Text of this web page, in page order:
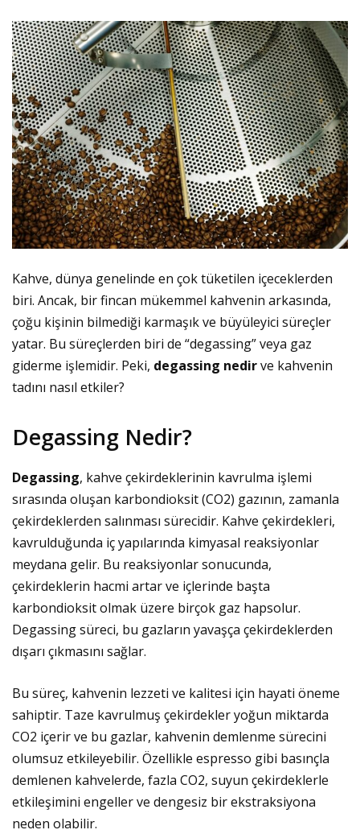
Kahve, dünya genelinde en çok tüketilen içeceklerden
biri. Ancak, bir fincan mükemmel kahvenin arkasında,
çoğu kişinin bilmediği karmaşık ve büyüleyici süreçler
yatar. Bu süreçlerden biri de “degassing” veya gaz
giderme işlemidir. Peki, degassing nedirve kahvenin
tadını nasıl etkiler?
Degassing Nedir?
Degassing, kahve çekirdeklerinin kavrulma işlemi
sırasında oluşan karbondioksit (CO2) gazının, zamanla
çekirdeklerden salınması sürecidir. Kahve çekirdekleri,
kavrulduğunda iç yapılarında kimyasal reaksiyonlar
meydana gelir. Bu reaksiyonlar sonucunda,
çekirdeklerin hacmi artar ve içlerinde başta
karbondioksit olmak üzere birçok gaz hapsolur.
Degassing süreci, bu gazların yavaşça çekirdeklerden
dışarı çıkmasını sağlar.
Bu süreç, kahvenin lezzeti ve kalitesi için hayati öneme
sahiptir. Taze kavrulmuş çekirdekler yoğun miktarda
CO2 içerir ve bu gazlar, kahvenin demlenme sürecini
olumsuz etkileyebilir. Özellikle espresso gibi basınçla
demlenen kahvelerde, fazla CO2, suyun çekirdeklerle
etkileşimini engeller ve dengesiz bir ekstraksiyona
neden olabilir.